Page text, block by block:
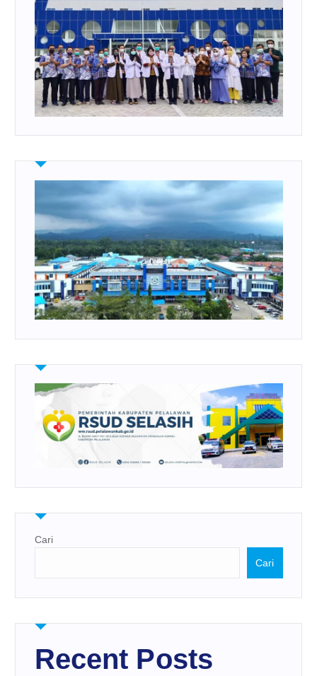
Cari
Cari
Recent Posts